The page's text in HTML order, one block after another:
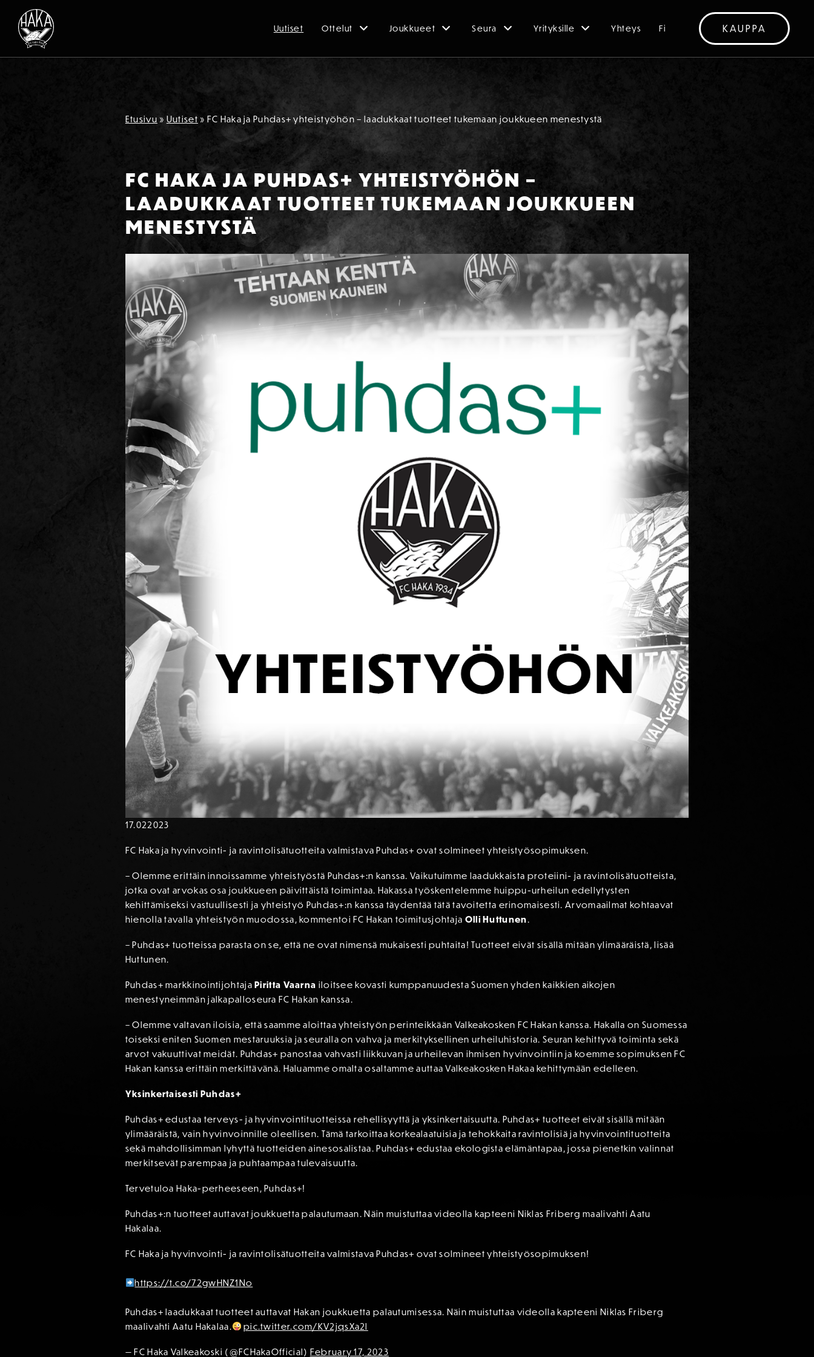
Siirry sisältöön
Uutiset Ottelut Joukkueet Seura Yrityksille Yhteys Fi KAUPPA
Etusivu » Uutiset » FC Haka ja Puhdas+ yhteistyöhön – laadukkaat tuotteet tukemaan joukkueen menestystä
FC HAKA JA PUHDAS+ YHTEISTYÖHÖN –
LAADUKKAAT TUOTTEET TUKEMAAN JOUKKUEEN
MENESTYSTÄ
17.022023
FC Haka ja hyvinvointi- ja ravintolisätuotteita valmistava Puhdas+ ovat solmineet yhteistyösopimuksen.
– Olemme erittäin innoissamme yhteistyöstä Puhdas+:n kanssa. Vaikutuimme laadukkaista proteiini- ja ravintolisätuotteista,
jotka ovat arvokas osa joukkueen päivittäistä toimintaa. Hakassa työskentelemme huippu-urheilun edellytysten
kehittämiseksi vastuullisesti ja yhteistyö Puhdas+:n kanssa täydentää tätä tavoitetta erinomaisesti. Arvomaailmat kohtaavat
hienolla tavalla yhteistyön muodossa, kommentoi FC Hakan toimitusjohtaja Olli Huttunen.
– Puhdas+ tuotteissa parasta on se, että ne ovat nimensä mukaisesti puhtaita! Tuotteet eivät sisällä mitään ylimääräistä, lisää
Huttunen.
Puhdas+ markkinointijohtajaPiritta Vaarna iloitsee kovasti kumppanuudesta Suomen yhden kaikkien aikojen
menestyneimmän jalkapalloseura FC Hakan kanssa.
– Olemme valtavan iloisia, että saamme aloittaa yhteistyön perinteikkään Valkeakosken FC Hakan kanssa. Hakalla on Suomessa
toiseksi eniten Suomen mestaruuksia ja seuralla on vahva ja merkityksellinen urheiluhistoria. Seuran kehittyvä toiminta sekä
arvot vakuuttivat meidät. Puhdas+ panostaa vahvasti liikkuvan ja urheilevan ihmisen hyvinvointiin ja koemme sopimuksen FC
Hakan kanssa erittäin merkittävänä. Haluamme omalta osaltamme auttaa Valkeakosken Hakaa kehittymään edelleen.
Yksinkertaisesti Puhdas+
Puhdas+ edustaa terveys- ja hyvinvointituotteissa rehellisyyttä ja yksinkertaisuutta. Puhdas+ tuotteet eivät sisällä mitään
ylimääräistä, vain hyvinvoinnille oleellisen. Tämä tarkoittaa korkealaatuisia ja tehokkaita ravintolisiä ja hyvinvointituotteita
sekä mahdollisimman lyhyttä tuotteiden ainesosalistaa. Puhdas+ edustaa ekologista elämäntapaa, jossa pienetkin valinnat
merkitsevät parempaa ja puhtaampaa tulevaisuutta.
Tervetuloa Haka-perheeseen, Puhdas+!
Puhdas+:n tuotteet auttavat joukkuetta palautumaan. Näin muistuttaa videolla kapteeni Niklas Friberg maalivahti Aatu
Hakalaa.
FC Haka ja hyvinvointi- ja ravintolisätuotteita valmistava Puhdas+ ovat solmineet yhteistyösopimuksen!
https://t.co/72gwHNZ1No
Puhdas+ laadukkaat tuotteet auttavat Hakan joukkuetta palautumisessa. Näin muistuttaa videolla kapteeni Niklas Friberg
maalivahti Aatu Hakalaa.
pic.twitter.com/KV2jqsXa2l
— FC Haka Valkeakoski (@FCHakaOfficial) February 17, 2023